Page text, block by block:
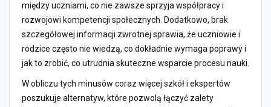
między uczniami, co nie zawsze sprzyja współpracy i
rozwojowi kompetencji społecznych. Dodatkowo, brak
szczegółowej informacji zwrotnej sprawia, że uczniowie i
rodzice często nie wiedzą, co dokładnie wymaga poprawy i
jak to zrobić, co utrudnia skuteczne wsparcie procesu nauki.
W obliczu tych minusów coraz więcej szkół i ekspertów
poszukuje alternatyw, które pozwolą łączyć zalety